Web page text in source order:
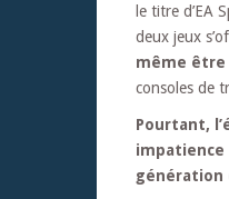
le titre d’EA
deux jeux
même être
consoles de
Pourtant,
impatience
génération